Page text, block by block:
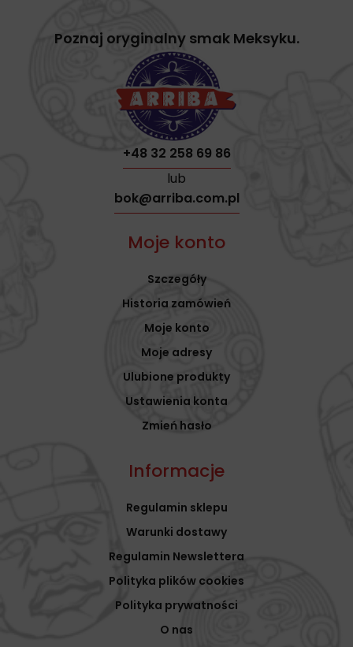
Poznaj oryginalny smak Meksyku.
+48 32 258 69 86
lub
bok@arriba.com.pl
Moje konto
Szczegóły
Historia zamówień
Moje konto
Moje adresy
Ulubione produkty
Ustawienia konta
Zmień hasło
Informacje
Regulamin sklepu
Warunki dostawy
Regulamin Newslettera
Polityka plików cookies
Polityka prywatności
O nas